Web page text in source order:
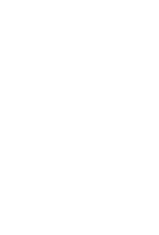
화
한 비 이어져
사망
티' 22개 과제 손본다